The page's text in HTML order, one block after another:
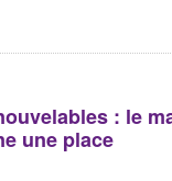
: le
une place